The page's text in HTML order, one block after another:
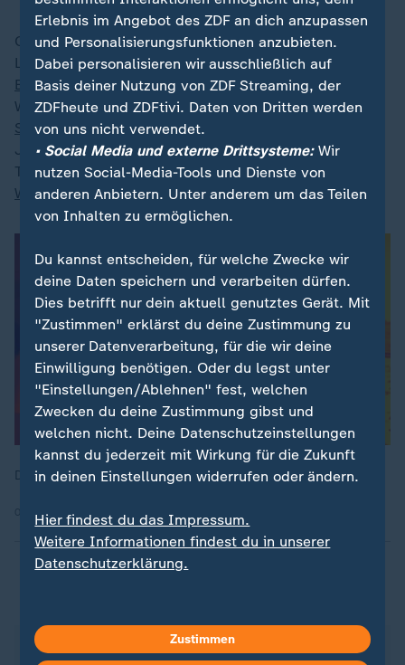
Olympia-Silbergewinner Frankreich und Slowenien mit
Luka Doncic duellieren sich im polnischen Kattowitz.
Bundestrainer Mumbrudürfte zum Großteil auf die
Weltmeister von 2023 setzen. NebenSpielmacher
Schrödersetzt der Coach große Hoffnungen auf
Jungstar Franz Wagner sowie die Routiniers Daniel
Theis und Johannes Voigtmann. Dem Team wird
Wagner verletzungsbedingt fehlen.
Die Wagner-Brüder: Folge 1 der Dokumentation
09.12.2024 | 46:21 min
Erlebnis im Angebot des ZDF an dich anzupassen
und Personalisierungsfunktionen anzubieten.
Dabei personalisieren wir ausschließlich auf
Basis deiner Nutzung von ZDF Streaming, der
ZDFheute und ZDFtivi. Daten von Dritten werden
von uns nicht verwendet.
• Social Media und externe Drittsysteme:Wir
nutzen Social-Media-Tools und Dienste von
anderen Anbietern. Unter anderem um das Teilen
von Inhalten zu ermöglichen.
Du kannst entscheiden, für welche Zwecke wir
deine Daten speichern und verarbeiten dürfen.
Dies betrifft nur dein aktuell genutztes Gerät. Mit
"Zustimmen" erklärst du deine Zustimmung zu
unserer Datenverarbeitung, für die wir deine
Einwilligung benötigen. Oder du legst unter
"Einstellungen/Ablehnen" fest, welchen
Zwecken du deine Zustimmung gibst und
welchen nicht. Deine Datenschutzeinstellungen
kannst du jederzeit mit Wirkung für die Zukunft
in deinen Einstellungen widerrufen oder ändern.
Hier findest du das Impressum.
Weitere Informationen findest du in unserer
Datenschutzerklärung.
Zustimmen